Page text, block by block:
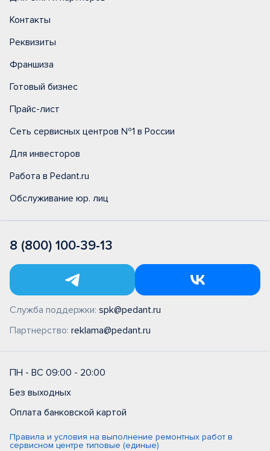
Контакты
Реквизиты
Франшиза
Готовый бизнес
Прайс-лист
Сеть сервисных центров №1 в России
Для инвесторов
Работа в Pedant.ru
Обслуживание юр. лиц
8 (800) 100-39-13
Служба поддержки: spk@pedant.ru
Партнерство: reklama@pedant.ru
ПН - ВС 09:00 - 20:00
Без выходных
Оплата банковской картой
Правила и условия на выполнение ремонтных работ в
сервисном центре типовые (единые)